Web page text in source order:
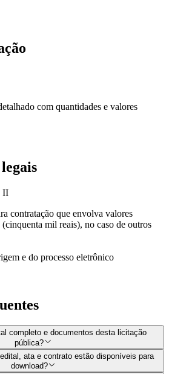
com quantidades e valores
II
contratação que envolva valores
mil reais), no caso de outros
e do processo eletrônico
completo e documentos desta licitação
pública?
ata e contrato estão disponíveis para
download?